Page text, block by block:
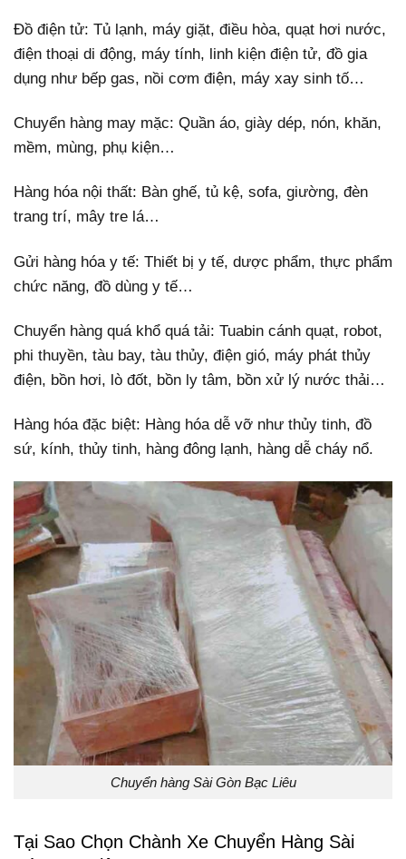
Đồ điện tử: Tủ lạnh, máy giặt, điều hòa, quạt hơi nước,
điện thoại di động, máy tính, linh kiện điện tử, đồ gia
dụng như bếp gas, nồi cơm điện, máy xay sinh tố…
Chuyển hàng may mặc: Quần áo, giày dép, nón, khăn,
mềm, mùng, phụ kiện…
Hàng hóa nội thất: Bàn ghế, tủ kệ, sofa, giường, đèn
trang trí, mây tre lá…
Gửi hàng hóa y tế: Thiết bị y tế, dược phẩm, thực phẩm
chức năng, đồ dùng y tế…
Chuyển hàng quá khổ quá tải: Tuabin cánh quạt, robot,
phi thuyền, tàu bay, tàu thủy, điện gió, máy phát thủy
điện, bồn hơi, lò đốt, bồn ly tâm, bồn xử lý nước thải…
Hàng hóa đặc biệt: Hàng hóa dễ vỡ như thủy tinh, đồ
sứ, kính, thủy tinh, hàng đông lạnh, hàng dễ cháy nổ.
Chuyển hàng Sài Gòn Bạc Liêu
Tại Sao Chọn Chành Xe Chuyển Hàng Sài